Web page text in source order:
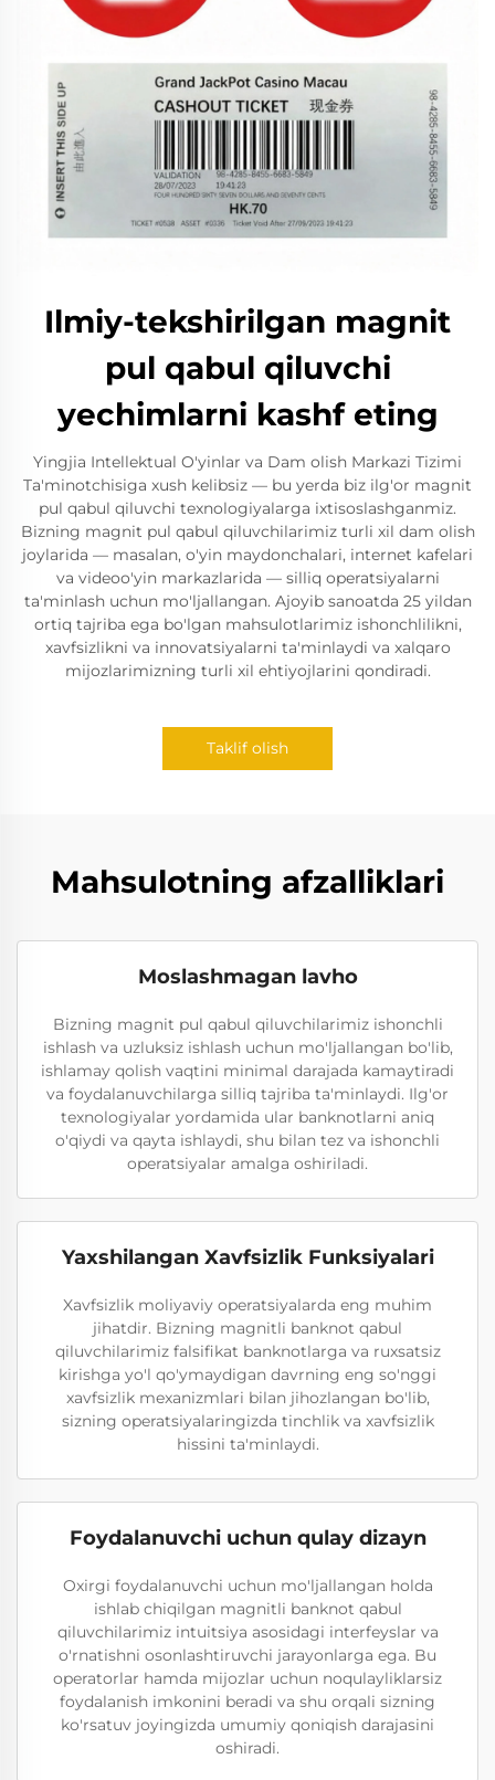
Ilmiy-tekshirilgan magnit
pul qabul qiluvchi
yechimlarni kashf eting
Yingjia Intellektual O'yinlar va Dam olish Markazi Tizimi
Ta'minotchisiga xush kelibsiz — bu yerda biz ilg'or magnit
pul qabul qiluvchi texnologiyalarga ixtisoslashganmiz.
Bizning magnit pul qabul qiluvchilarimiz turli xil dam olish
joylarida — masalan, o'yin maydonchalari, internet kafelari
va videoo'yin markazlarida — silliq operatsiyalarni
ta'minlash uchun mo'ljallangan. Ajoyib sanoatda 25 yildan
ortiq tajriba ega bo'lgan mahsulotlarimiz ishonchlilikni,
xavfsizlikni va innovatsiyalarni ta'minlaydi va xalqaro
mijozlarimizning turli xil ehtiyojlarini qondiradi.
Taklif olish
Mahsulotning afzalliklari
Moslashmagan lavho
Bizning magnit pul qabul qiluvchilarimiz ishonchli
ishlash va uzluksiz ishlash uchun mo'ljallangan bo'lib,
ishlamay qolish vaqtini minimal darajada kamaytiradi
va foydalanuvchilarga silliq tajriba ta'minlaydi. Ilg'or
texnologiyalar yordamida ular banknotlarni aniq
o'qiydi va qayta ishlaydi, shu bilan tez va ishonchli
operatsiyalar amalga oshiriladi.
Yaxshilangan Xavfsizlik Funksiyalari
Xavfsizlik moliyaviy operatsiyalarda eng muhim
jihatdir. Bizning magnitli banknot qabul
qiluvchilarimiz falsifikat banknotlarga va ruxsatsiz
kirishga yo'l qo'ymaydigan davrning eng so'nggi
xavfsizlik mexanizmlari bilan jihozlangan bo'lib,
sizning operatsiyalaringizda tinchlik va xavfsizlik
hissini ta'minlaydi.
Foydalanuvchi uchun qulay dizayn
Oxirgi foydalanuvchi uchun mo'ljallangan holda
ishlab chiqilgan magnitli banknot qabul
qiluvchilarimiz intuitsiya asosidagi interfeyslar va
o'rnatishni osonlashtiruvchi jarayonlarga ega. Bu
operatorlar hamda mijozlar uchun noqulayliklarsiz
foydalanish imkonini beradi va shu orqali sizning
ko'rsatuv joyingizda umumiy qoniqish darajasini
oshiradi.